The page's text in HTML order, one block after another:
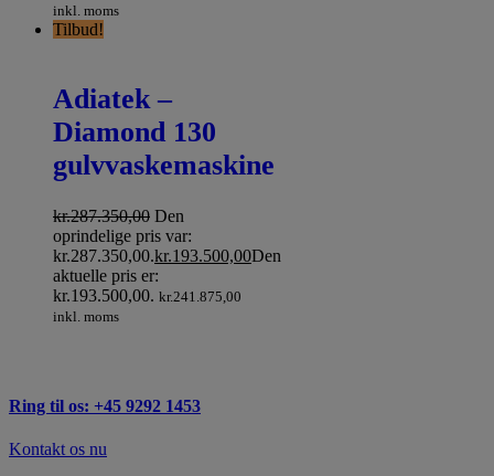
inkl. moms
Tilbud!
Adiatek –
Diamond 130
gulvvaskemaskine
kr.287.350,00 Den
oprindelige pris var:
kr.287.350,00.kr.193.500,00Den
aktuelle pris er:
kr.193.500,00. kr.241.875,00
inkl. moms
Ring til os: +45 9292 1453
Kontakt os nu